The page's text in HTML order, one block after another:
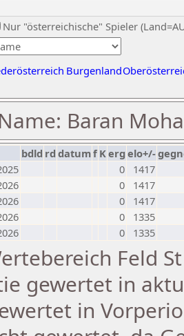
Nur "österreichische" Spieler
Burgenland
Baran
bdld rd datumf Kerg elo+/-
0
1417
0
1417
0
1417
0
1335
0 1335
Feld
gewertet in
in